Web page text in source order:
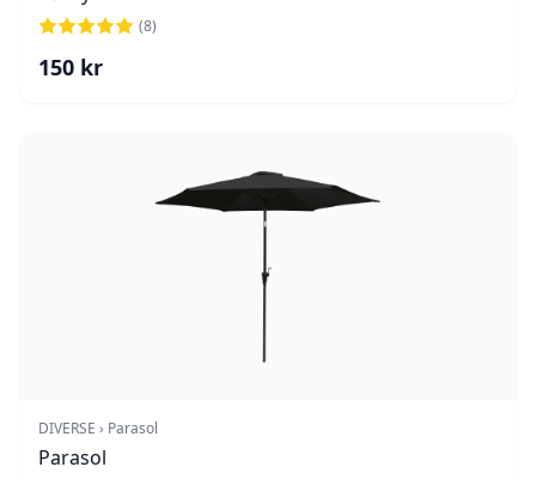
(8)
150 kr
DIVERSE › Parasol
Parasol